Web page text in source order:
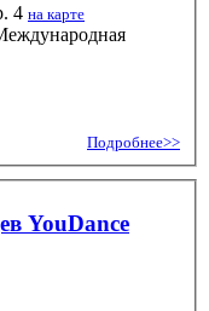
4 на карте
Подробнее>>
YouDance